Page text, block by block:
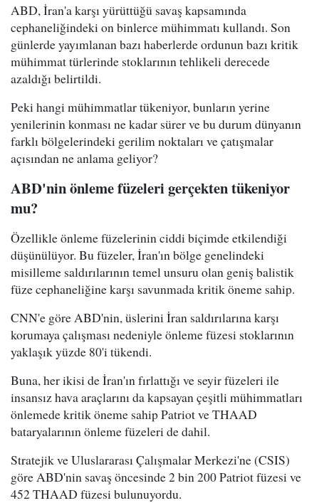
ABD, İran'a karşı yürüttüğü savaş kapsamında
cephaneliğindeki on binlerce mühimmatı kullandı. Son
günlerde yayımlanan bazı haberlerde ordunun bazı kritik
mühimmat türlerinde stoklarının tehlikeli derecede
azaldığı belirtildi.
Peki hangi mühimmatlar tükeniyor, bunların yerine
yenilerinin konması ne kadar sürer ve bu durum dünyanın
farklı bölgelerindeki gerilim noktaları ve çatışmalar
açısından ne anlama geliyor?
ABD'nin önleme füzeleri gerçekten tükeniyor
mu?
Özellikle önleme füzelerinin ciddi biçimde etkilendiği
düşünülüyor. Bu füzeler, İran'ın bölge genelindeki
misilleme saldırılarının temel unsuru olan geniş balistik
füze cephaneliğine karşı savunmada kritik öneme sahip.
CNN'e göre ABD'nin, üslerini İran saldırılarına karşı
korumaya çalışması nedeniyle önleme füzesi stoklarının
yaklaşık yüzde 80'i tükendi.
Buna, her ikisi de İran'ın fırlattığı ve seyir füzeleri ile
insansız hava araçlarını da kapsayan çeşitli mühimmatları
önlemede kritik öneme sahip Patriot ve THAAD
bataryalarının önleme füzeleri de dahil.
Stratejik ve Uluslararası Çalışmalar Merkezi'ne (CSIS)
göre ABD'nin savaş öncesinde 2 bin 200 Patriot füzesi ve
452 THAAD füzesi bulunuyordu.